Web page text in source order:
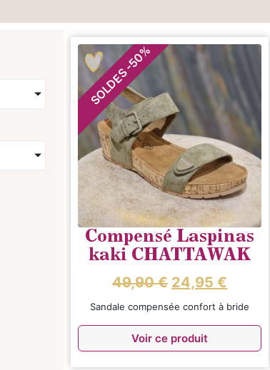
SOLDES
-
50
%
Compensé Laspinas
kaki CHATTAWAK
49,90€ 24,95€
Sandale compensée confort à bride
Voir ce produit